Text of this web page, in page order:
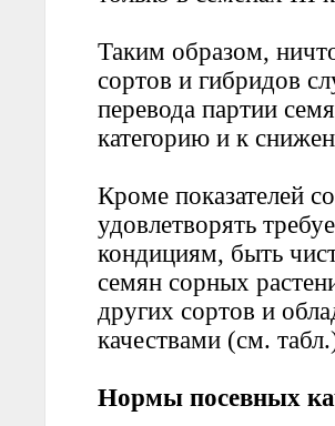
Таким образом,
сортов и гибридов
перевода партии
категорию и к
Кроме показателей
удовлетворять
кондициям, быть
семян сорных
других сортов и
качествами (см.
Нормы посевных